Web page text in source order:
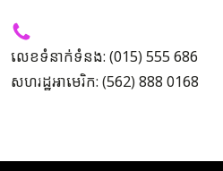
លេខទំនាក់ទំនង: (015) 555 686
សហរដ្ឋអាមេរិក: (562) 888 0168